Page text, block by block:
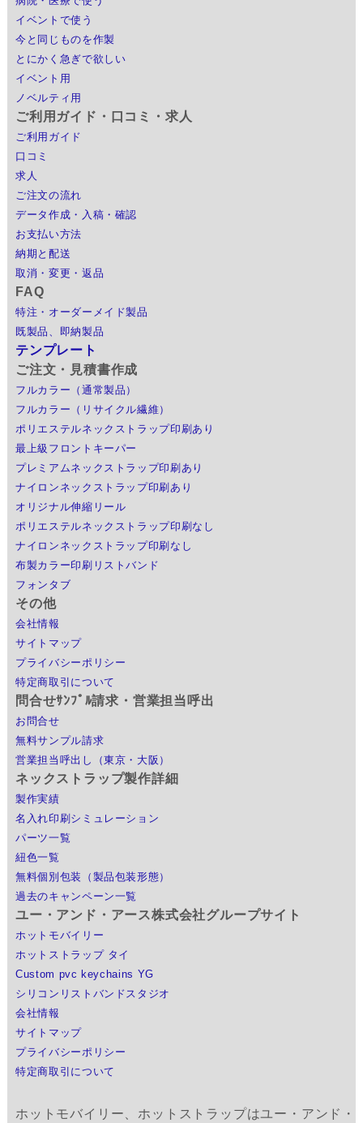
イベントで使う
今と同じものを作製
とにかく急ぎで欲しい
イベント用
ノベルティ用
ご利用ガイド・口コミ・求人
ご利用ガイド
口コミ
求人
ご注文の流れ
データ作成・入稿・確認
お支払い方法
納期と配送
取消・変更・返品
FAQ
特注・オーダーメイド製品
既製品、即納製品
テンプレート
ご注文・見積書作成
フルカラー（通常製品）
フルカラー（リサイクル繊維）
ポリエステルネックストラップ印刷あり
最上級フロントキーパー
プレミアムネックストラップ印刷あり
ナイロンネックストラップ印刷あり
オリジナル伸縮リール
ポリエステルネックストラップ印刷なし
ナイロンネックストラップ印刷なし
布製カラー印刷リストバンド
フォンタブ
その他
会社情報
サイトマップ
プライバシーポリシー
特定商取引について
問合せｻﾝﾌﾟﾙ請求・営業担当呼出
お問合せ
無料サンプル請求
営業担当呼出し（東京・大阪）
ネックストラップ製作詳細
製作実績
名入れ印刷シミュレーション
パーツ一覧
紐色一覧
無料個別包装（製品包装形態）
過去のキャンペーン一覧
ユー・アンド・アース株式会社グループサイト
ホットモバイリー
ホットストラップ タイ
Custom pvc keychains YG
シリコンリストバンドスタジオ
会社情報
サイトマップ
プライバシーポリシー
特定商取引について
ホットモバイリー、ホットストラップはユー・アンド・